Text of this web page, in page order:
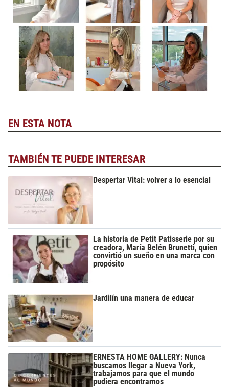
EN ESTA NOTA
TAMBIÉN TE PUEDE INTERESAR
Despertar Vital: volver a lo esencial
La historia de Petit Patisserie por su
creadora, María Belén Brunetti, quien
convirtió un sueño en una marca con
propósito
Jardilín una manera de educar
ERNESTA HOME GALLERY: Nunca
buscamos llegar a Nueva York,
trabajamos para que el mundo
pudiera encontrarnos